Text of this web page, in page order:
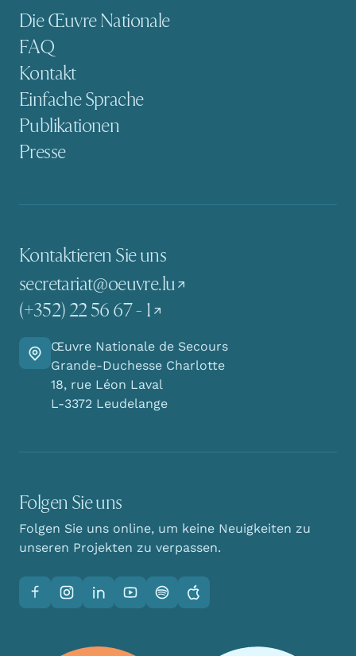
Sekundäre Navigation
Die Œuvre Nationale
FAQ
Kontakt
Einfache Sprache
Publikationen
Presse
Kontaktieren Sie uns
secretariat@oeuvre.lu
(+352) 22 56 67 - 1
Finden Sie den Weg zu uns
Œuvre Nationale de Secours
Grande-Duchesse Charlotte
18, rue Léon Laval
L-3372 Leudelange
Folgen Sie uns
Folgen Sie uns online, um keine Neuigkeiten zu
unseren Projekten zu verpassen.
FacebookInstagramLinkedInYouTubeSpotifyApple